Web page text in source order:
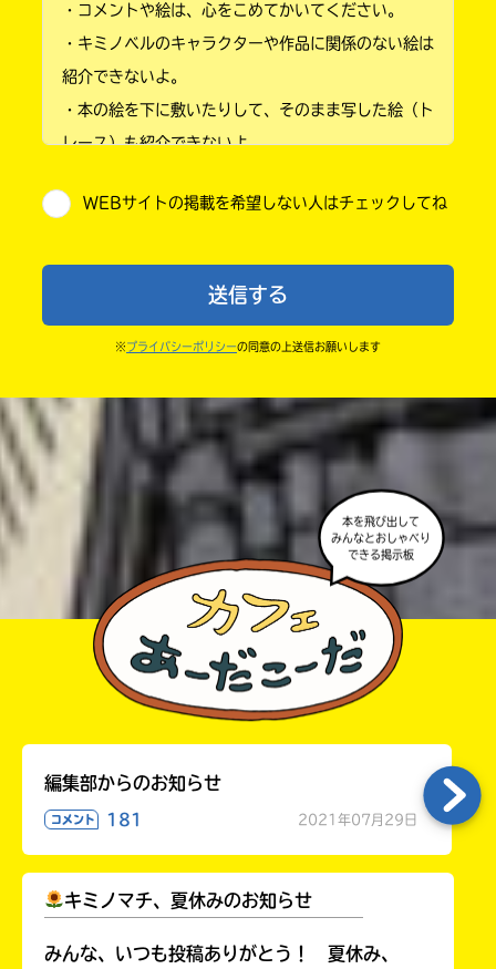
小学2年
小学4年
小学6年
中学1年
高校生以上
・コメントや絵は、心をこめてかいてください。
・キミノベルのキャラクターや作品に関係のない絵は
紹介できないよ。
・本の絵を下に敷いたりして、そのまま写した絵（ト
レース）も紹介できないよ。
・送ってからすぐには紹介されないので、待ってて
ならないよう気をつけてね。
・キャンペーン開催中は、投稿した後の画面にバナー
・ポプラ社の宣伝物で紹介させてもらうことがある
・かき終えたら、人を傷つけていたり、個人情報をか
きこんでいたり、字がまちがっていたりしないか、読
WEBサイトの掲載を希望しない人はチェックしてね
送信する
※ プライバシーポリシーの同意の上送信お願いします
みんなとおしゃべり
できる掲示板
編集部からのお知らせ
コメント 181 2021年07月29日
キミノマチ、夏休みのお知らせ
みんな、いつも投稿ありがとう！ 夏休み、